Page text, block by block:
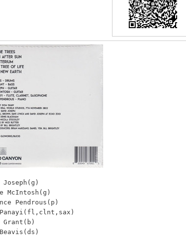
Joseph(g)
McIntosh(g)
Pendrous(p)
Panayi(fl,clnt,sax)
Grant(b)